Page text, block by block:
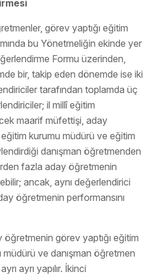
görev yaptığı eğitim
bu Yönetmeliğin ekinde yer
Formu üzerinden,
bir, takip eden dönemde ise iki
tarafından toplamda üç
il millî eğitim
maarif müfettişi, aday
kurumu müdürü ve eğitim
danışman öğretmenden
fazla aday öğretmenin
ancak, aynı değerlendirici
öğretmenin performansını
görev yaptığı eğitim
ve danışman öğretmen
ayrı yapılır. İkinci